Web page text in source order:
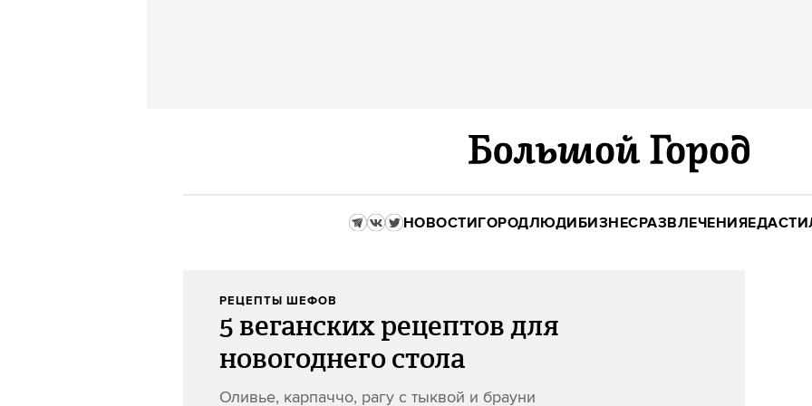
НОВОСТИГОРОДЛЮДИБИЗНЕСРАЗВЛЕЧЕНИЯЕДА
РЕЦЕПТЫ ШЕФОВ
5 веганских рецептов для
новогоднего стола
Оливье, карпаччо, рагу с тыквой и брауни